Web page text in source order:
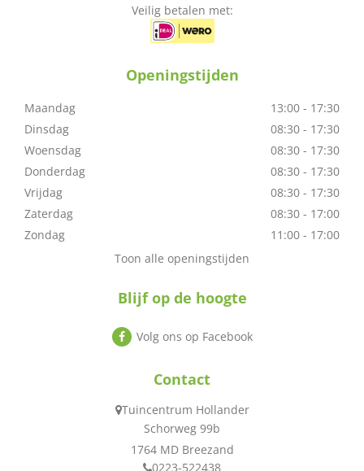
Veilig betalen met:
Openingstijden
Maandag
13:00 - 17:30
Dinsdag
08:30 - 17:30
Woensdag
08:30 - 17:30
Donderdag
08:30 - 17:30
Vrijdag
08:30 - 17:30
Zaterdag
08:30 - 17:00
Zondag
11:00 - 17:00
Toon alle openingstijden
Blijf op de hoogte
Volg ons op Facebook
Contact
Tuincentrum Hollander
Schorweg 99b
1764 MD Breezand
0223-522438